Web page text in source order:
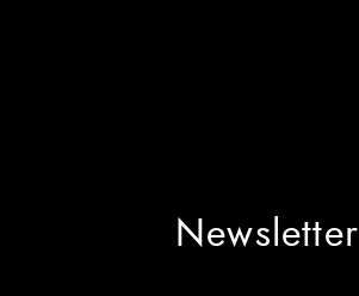
Newsletter